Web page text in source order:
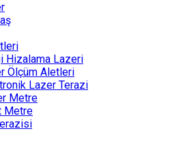
Hizalama Lazeri
Ölçüm Aletleri
Lazer Terazi
Metre
Metre